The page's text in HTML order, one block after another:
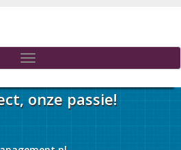
Toggle
navigation
onze passie!